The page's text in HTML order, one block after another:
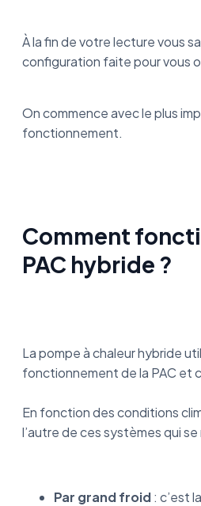
À la fin de votre lecture vous
configuration faite pour vous
On commence avec le plus
fonctionnement.
Comment
PAC hybride ?
La pompe à chaleur hybride
fonctionnement de la PAC et
En fonction des conditions
l’autre de ces systèmes qui
Par grand froid: c’est